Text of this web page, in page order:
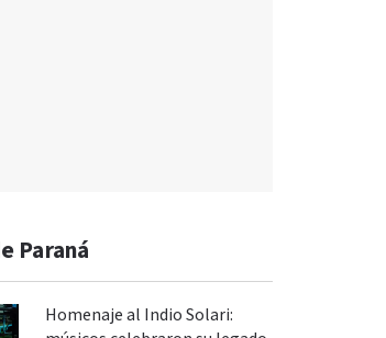
Paraná
Homenaje al Indio Solari: